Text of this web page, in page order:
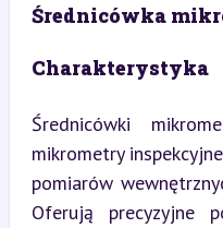
Średnicówka
Charakterystyka
Średnicówki
mikrometry
pomiarów
Oferują precyzyjne